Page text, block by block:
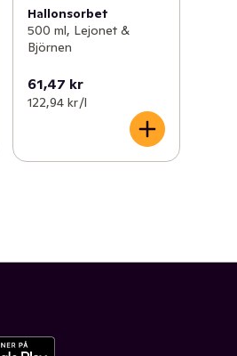
Hallonsorbet
500 ml, Lejonet &
Björnen
61,47 kr
122,94 kr /l